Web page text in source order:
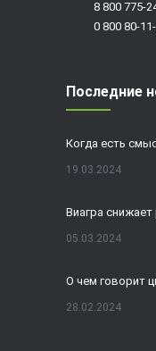
8 800 775-
0 800 80-
Последние
19.03.2024
05.03.2024
О чем говорит
28.02.2024